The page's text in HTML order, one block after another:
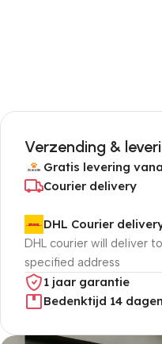
Verzending &
Gratis levering
Courier delivery
DHL Courier
DHL courier will deliver
specified address
1 jaar garantie
Bedenktijd 14 dagen